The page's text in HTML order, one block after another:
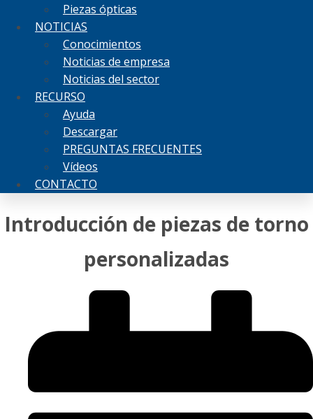
Piezas ópticas
NOTICIAS
Conocimientos
Noticias de empresa
Noticias del sector
RECURSO
Ayuda
Descargar
PREGUNTAS FRECUENTES
Vídeos
CONTACTO
Introducción de piezas de torno
personalizadas